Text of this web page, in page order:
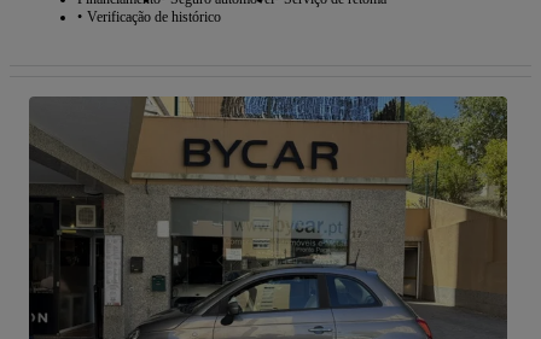
Verificação de histórico